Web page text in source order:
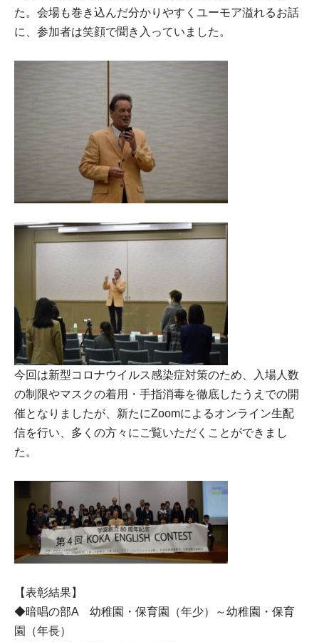
た。会場も巻き込んだ分かりやすくユーモア溢れるお話
に、参加者は笑顔で聞き入っていました。
今回は新型コロナウイルス感染症対策のため、入場人数
の制限やマスクの着用・手指消毒を徹底したうえでの開
催となりましたが、新たにZoomによるオンライン生配
信を行い、多くの方々にご覧いただくことができまし
た。
【表彰結果】
◆暗唱の部A 幼稚園・保育園（年少）～幼稚園・保育
園（年長）